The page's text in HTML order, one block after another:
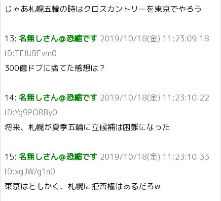
じゃあ札幌五輪の時はクロスカントリーを東京でやろう
13: 名無しさん＠恐縮です 2019/10/18(金) 11:23:09.18
ID:TEIUBFvm0
300億ドブに捨てた感想は？
14: 名無しさん＠恐縮です 2019/10/18(金) 11:23:10.22
ID:Yg9PORBy0
将来、札幌が夏季五輪に立候補は困難になった
15: 名無しさん＠恐縮です 2019/10/18(金) 11:23:10.33
ID:xgJW/g1n0
東京はともかく、札幌に拒否権はあるだろw